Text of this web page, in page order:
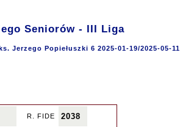
Seniorów - III Liga
Jerzego Popiełuszki 6 2025-01-19/2025-05-11
R. FIDE 2038